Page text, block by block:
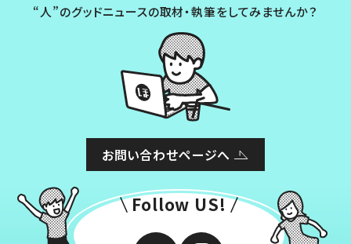
“人”のグッドニュースの取材・執筆をしてみませんか？
お問い合わせページへ
Follow US!